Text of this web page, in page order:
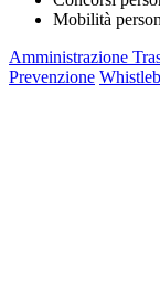
Mobilità
Amministrazione
Prevenzione